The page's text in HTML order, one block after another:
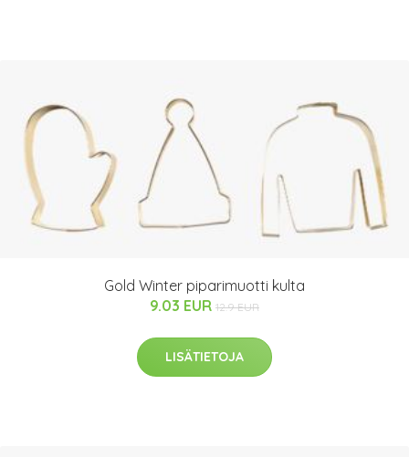
Gold Winter piparimuotti kulta
9.03 EUR 12.9 EUR
LISÄTIETOJA